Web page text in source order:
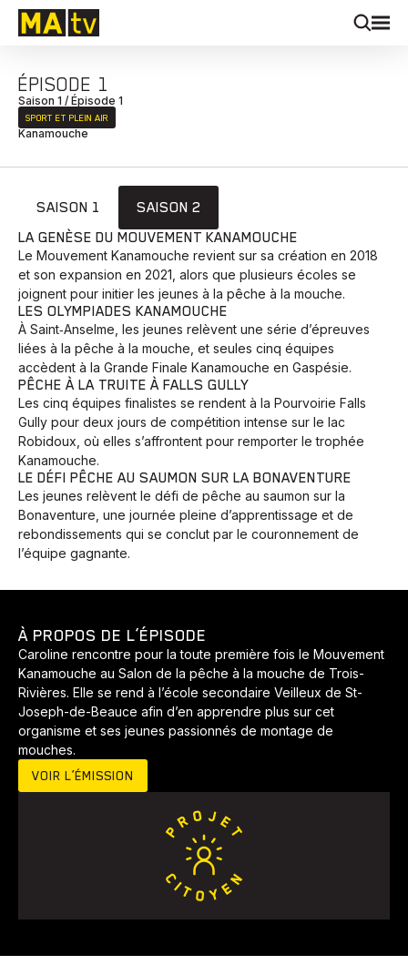
Bingo Communauté
ÉPISODE 1
Saison 1 / Épisode 1
SPORT ET PLEIN AIR
Kanamouche
SAISON 1
SAISON 2
LA GENÈSE DU MOUVEMENT KANAMOUCHE
Le Mouvement Kanamouche revient sur sa création en 2018
et son expansion en 2021, alors que plusieurs écoles se
joignent pour initier les jeunes à la pêche à la mouche.
LES OLYMPIADES KANAMOUCHE
À Saint‑Anselme, les jeunes relèvent une série d’épreuves
liées à la pêche à la mouche, et seules cinq équipes
accèdent à la Grande Finale Kanamouche en Gaspésie.
PÊCHE À LA TRUITE À FALLS GULLY
Les cinq équipes finalistes se rendent à la Pourvoirie Falls
Gully pour deux jours de compétition intense sur le lac
Robidoux, où elles s’affrontent pour remporter le trophée
Kanamouche.
LE DÉFI PÊCHE AU SAUMON SUR LA BONAVENTURE
Les jeunes relèvent le défi de pêche au saumon sur la
Bonaventure, une journée pleine d’apprentissage et de
rebondissements qui se conclut par le couronnement de
l’équipe gagnante.
À PROPOS DE L’ÉPISODE
Caroline rencontre pour la toute première fois le Mouvement
Kanamouche au Salon de la pêche à la mouche de Trois-
Rivières. Elle se rend à l’école secondaire Veilleux de St-
Joseph-de-Beauce afin d’en apprendre plus sur cet
organisme et ses jeunes passionnés de montage de
mouches.
VOIR L’ÉMISSION